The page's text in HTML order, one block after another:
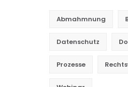
blog.com/wp-
<img
Abmahmnung
Datenschutz
Prozesse